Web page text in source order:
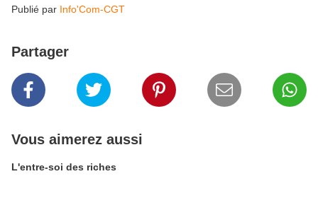
Publié par Info'Com-CGT
Partager
Vous aimerez aussi
L'entre-soi des riches